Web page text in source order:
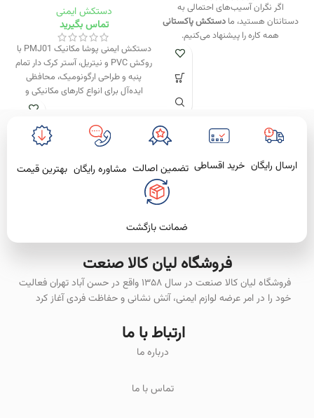
اگر نگران آسیب‌های احتمالی به
دستانتان هستید، مادستکش پاکستانی
همه کاره را پیشنهاد می‌کنیم.
دستکش ایمنی
تماس بگیرید
دستکش ایمنی پوشا مکانیک PMJ01 با
روکش PVC و نیتریل، آستر کرک دار تمام
پنبه و طراحی ارگونومیک، محافظی
ایده‌آل برای انواع کارهای مکانیکی و
کشاورزی است. این دستکش با مقاومت
از دستان شما در برابر آسیب‌های احتمالی
محافظت می‌کند.
ارسال رایگان خرید اقساطی تضمین اصالت مشاوره رایگان بهترین قیمت
ضمانت بازگشت
فروشگاه لیان‌ کالا صنعت
فروشگاه لیان کالا صنعت در سال ۱۳۵۸ واقع در حسن آباد تهران فعالیت
خود را در امر عرضه لوازم ایمنی، آتش نشانی و حفاظت فردی آغاز کرد
ارتباط با ما
درباره ما
تماس با ما